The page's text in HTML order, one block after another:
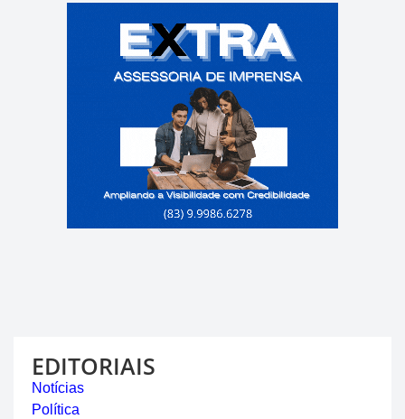
EDITORIAIS
Notícias
Política